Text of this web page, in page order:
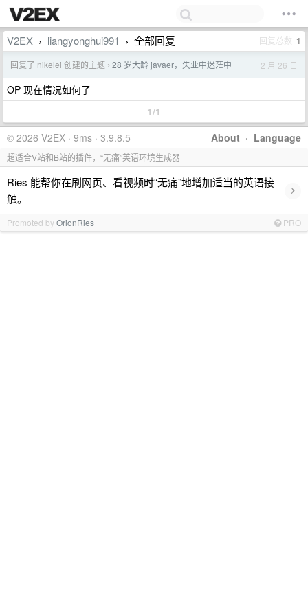
V2EX › liangyonghui991 › 全部回复 回复总数 1
回复了 nikelei 创建的主题 › 28 岁大龄 javaer，失业中迷茫中 2 月 26 日
OP 现在情况如何了
1/1
About · Language
© 2026 V2EX · 9ms · 3.9.8.5
超适合V站和B站的插件，“无痛”英语环境生成器
Ries 能帮你在刷网页、看视频时“无痛”地增加适当的英语接
触。
›
Promoted byOrionRies PRO